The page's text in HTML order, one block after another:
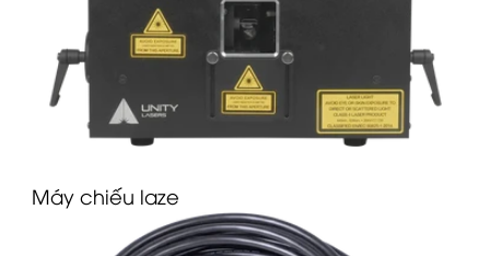
Máy chiếu laze